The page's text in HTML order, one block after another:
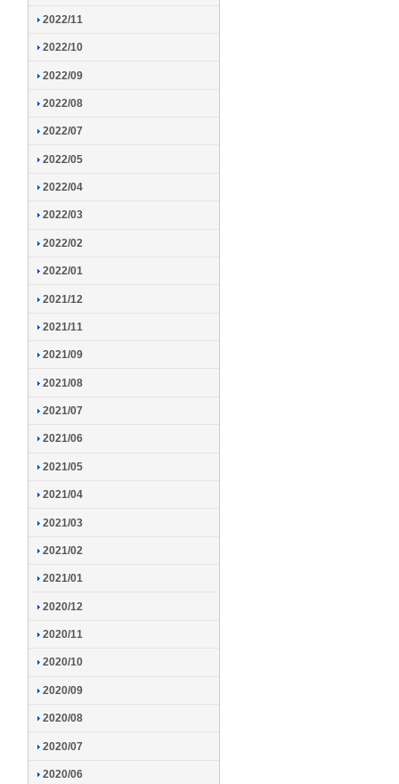
2022/11
2022/10
2022/09
2022/08
2022/07
2022/05
2022/04
2022/03
2022/02
2022/01
2021/12
2021/11
2021/09
2021/08
2021/07
2021/06
2021/05
2021/04
2021/03
2021/02
2021/01
2020/12
2020/11
2020/10
2020/09
2020/08
2020/07
2020/06